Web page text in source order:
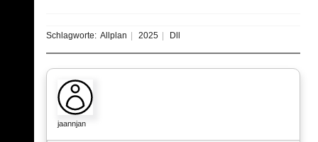
Schlagworte: Allplan 2025 Dll
jaannjan